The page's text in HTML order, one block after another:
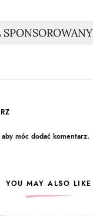
aby móc dodać komentarz.
YOU MAY ALSO LIKE